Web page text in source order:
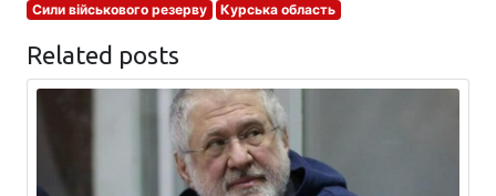
Сили військового резерву
Курська область
Related posts